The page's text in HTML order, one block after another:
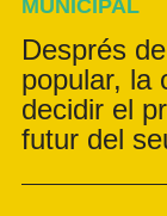
MUNICIPAL
Després
popular, la
decidir el
futur del